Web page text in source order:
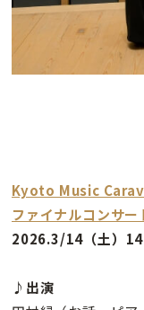
Kyoto Music
ファイナルコンサー
2026.3/14（土）14
♪出演